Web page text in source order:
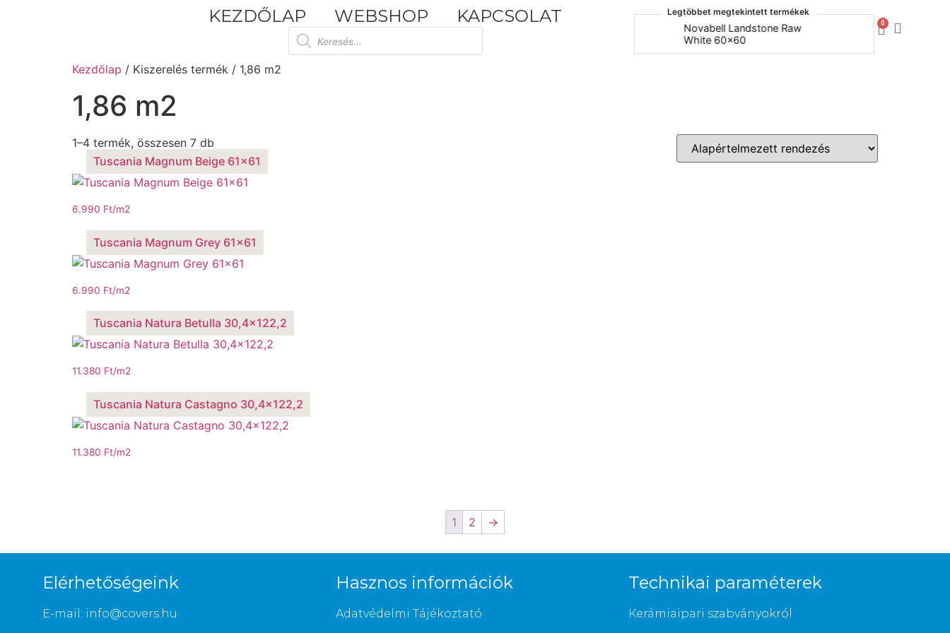
KEZDŐLAP WEBSHOP KAPCSOLAT Legtöbbet megtekintett termékek
Tuscania Durango Medium
Novabell Landstone Raw
White 60x60
0
Kezdőlap / Kiszerelés termék / 1,86 m2
1,86 m2
1–4 termék, összesen 7 db
Tuscania Magnum Beige 61×61
6.990 Ft/m2
Tuscania Magnum Grey 61×61
6.990 Ft/m2
Tuscania Natura Betulla 30,4×122,2
11.380 Ft/m2
Tuscania Natura Castagno 30,4×122,2
11.380 Ft/m2
1 2 →
Elérhetőségeink
E-mail: info@covers.hu
Hasznos információk
Adatvédelmi Tájékoztató
Technikai paraméterek
Kerámiaipari szabványokról